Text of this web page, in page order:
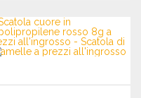
Richiedi un preventivo